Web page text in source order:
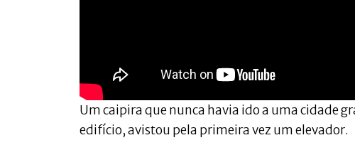
Um caipira que nunca havia ido a uma cidade
edifício, avistou pela primeira vez um elevador.